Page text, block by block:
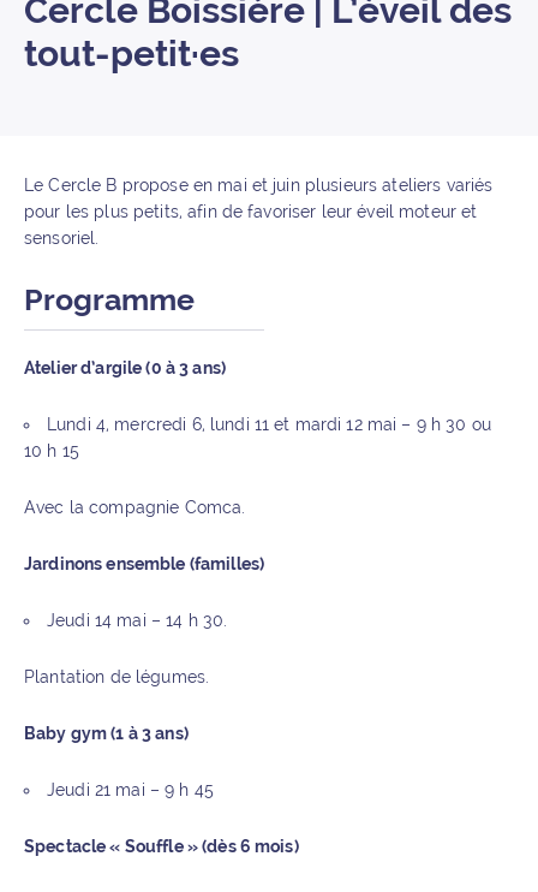
Cercle Boissière | L’éveil des
tout-petit·es
Le Cercle B propose en mai et juin plusieurs ateliers variés
pour les plus petits, afin de favoriser leur éveil moteur et
sensoriel.
Programme
Atelier d’argile (0 à 3 ans)
Lundi 4, mercredi 6, lundi 11 et mardi 12 mai – 9 h 30 ou
10 h 15
Avec la compagnie Comca.
Jardinons ensemble (familles)
Jeudi 14 mai – 14 h 30.
Plantation de légumes.
Baby gym (1 à 3 ans)
Jeudi 21 mai – 9 h 45
Spectacle « Souffle » (dès 6 mois)